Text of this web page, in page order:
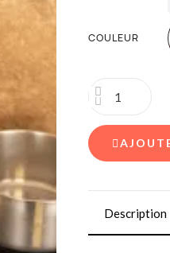
COULEUR
Description